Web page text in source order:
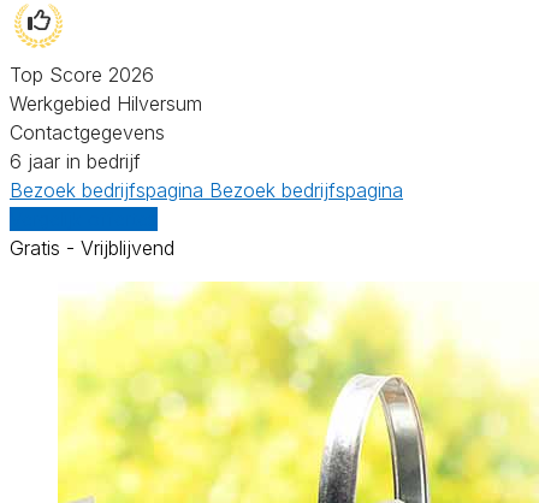
Top Score 2026
Werkgebied Hilversum
Contactgegevens
6 jaar in bedrijf
Bezoek bedrijfspagina Bezoek bedrijfspagina
Gratis - Vrijblijvend